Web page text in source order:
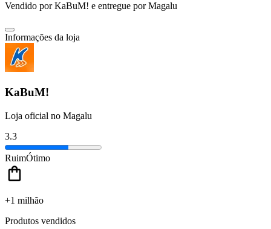
Vendido porKaBuM! e entregue por Magalu
Informações da loja
KaBuM!
Loja oficial no Magalu
3.3
RuimÓtimo
+1 milhão
Produtos vendidos